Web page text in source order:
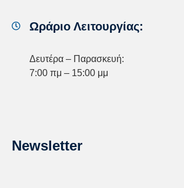
Ωράριο Λειτουργίας:
Δευτέρα – Παρασκευή:
7:00 πμ – 15:00 μμ
Newsletter